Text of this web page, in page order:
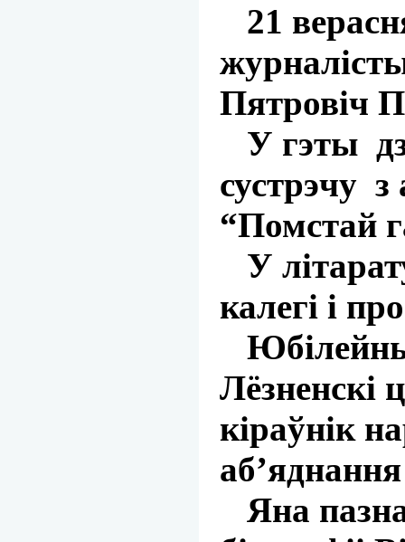
21
Пятровіч
У гэты
сустрэчу з
“Помстай
У
калегі і
Юбілейны
Лёзненскі
кіраўнік
Яна